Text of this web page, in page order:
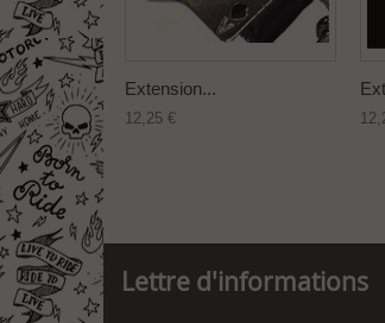
Extension...
12,25 €
Lettre d'informations